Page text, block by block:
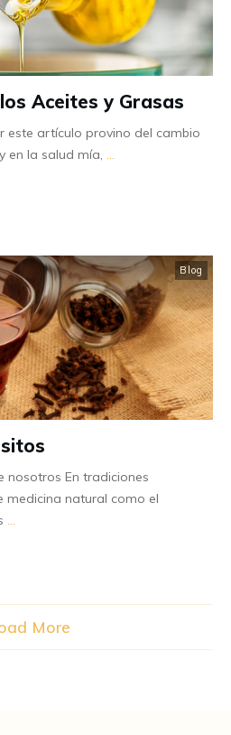
Aceites y Grasas
este artículo provino del cambio
en la salud mía, ...
Blog
nosotros En tradiciones
medicina natural como el
...
More